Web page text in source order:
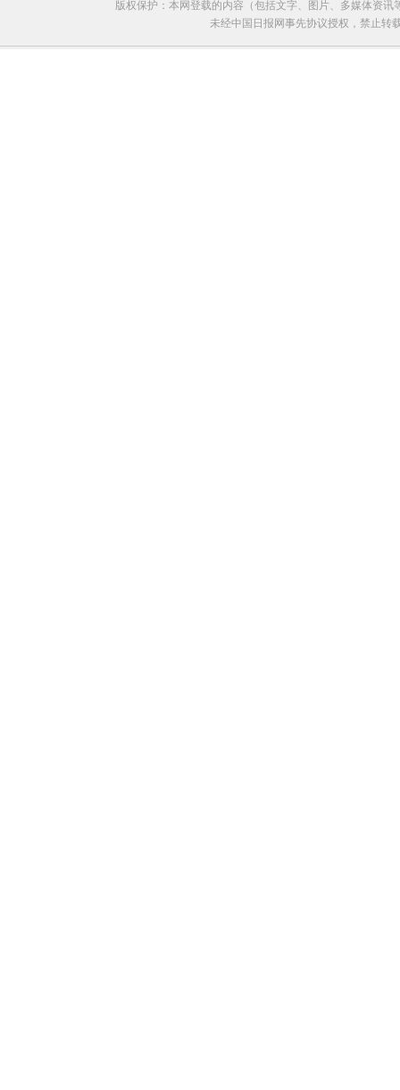
版权保护：本网登载的内容（包括文字、图片、多媒体资
未经中国日报网事先协议授权，禁止转